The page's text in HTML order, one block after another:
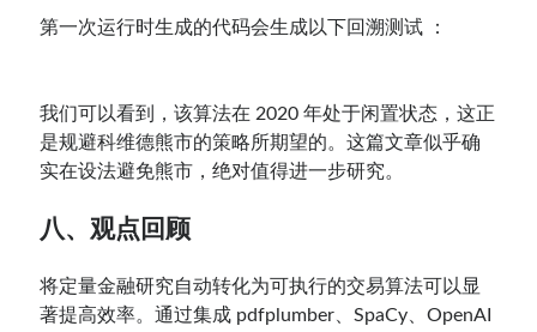
第一次运行时生成的代码会生成以下回溯测试 ：
我们可以看到，该算法在 2020 年处于闲置状态，这正
是规避科维德熊市的策略所期望的。这篇文章似乎确
实在设法避免熊市，绝对值得进一步研究。
八、观点回顾
将定量金融研究自动转化为可执行的交易算法可以显
著提高效率。通过集成 pdfplumber、SpaCy、OpenAI